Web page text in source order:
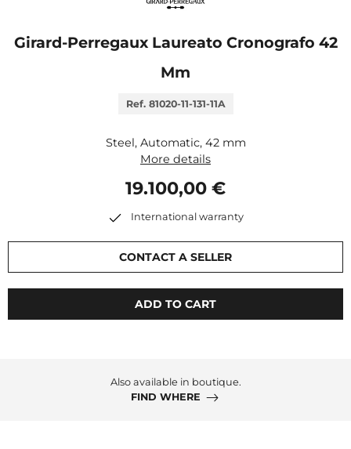
Girard-Perregaux Laureato Cronografo 42
Mm
Ref. 81020-11-131-11A
Steel, Automatic, 42 mm
More details
19.100,00 €
International warranty
CONTACT A SELLER
ADD TO CART
Also available in boutique.
FIND WHERE